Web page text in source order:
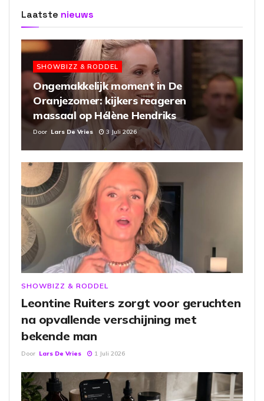
Laatste nieuws
SHOWBIZZ & RODDEL
Ongemakkelijk moment in De
Oranjezomer: kijkers reageren
massaal op Hélène Hendriks
Door Lars De Vries 3 Juli 2026
SHOWBIZZ & RODDEL
Leontine Ruiters zorgt voor geruchten
na opvallende verschijning met
bekende man
Door Lars De Vries 1 Juli 2026